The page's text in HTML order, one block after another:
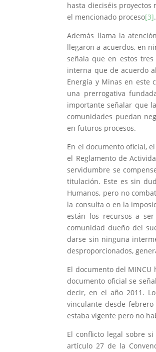
hasta dieciséis
el mencionado proceso[3].
Además llama la
llegaron a acuerdos, en
señala que en estos
interna que de acuerdo
Energía y Minas en este
una prerrogativa
importante señalar que
comunidades puedan
en futuros procesos.
En el documento oficial,
el Reglamento de
servidumbre se
titulación. Este es sin
Humanos, pero no
la consulta o en la
están los recursos a
comunidad dueño del
darse sin ninguna
desproporcionados,
El documento del
documento oficial se
decir, en el año 2011.
vinculante desde febrero
estaba vigente pero no
El conflicto legal sobre
artículo 27 de la